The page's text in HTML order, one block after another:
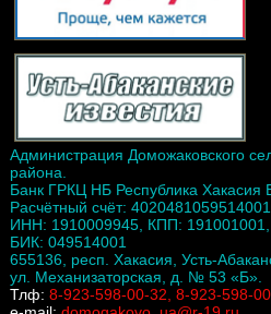
Администрация Доможаковского
района.
Банк ГРКЦ НБ Республика Хакасия
Расчётный счёт:
ИНН: 1910009945, КПП: 191001001,
БИК: 049514001
655136, респ. Хакасия, Усть-
ул. Механизаторская, д. № 53 «Б».
Тлф: 8-923-598-00-32, 8-923-598-